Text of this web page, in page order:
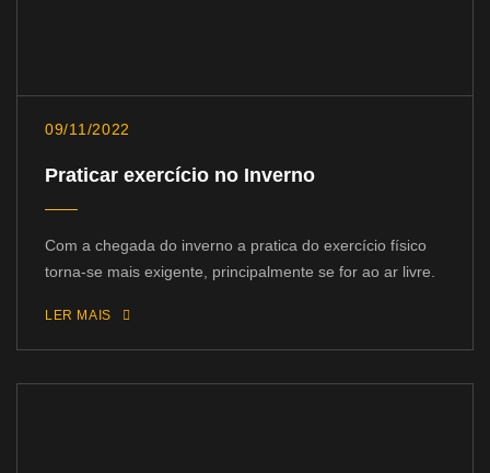
09/11/2022
Praticar exercício no Inverno
Com a chegada do inverno a pratica do exercício físico
torna-se mais exigente, principalmente se for ao ar livre.
LER MAIS